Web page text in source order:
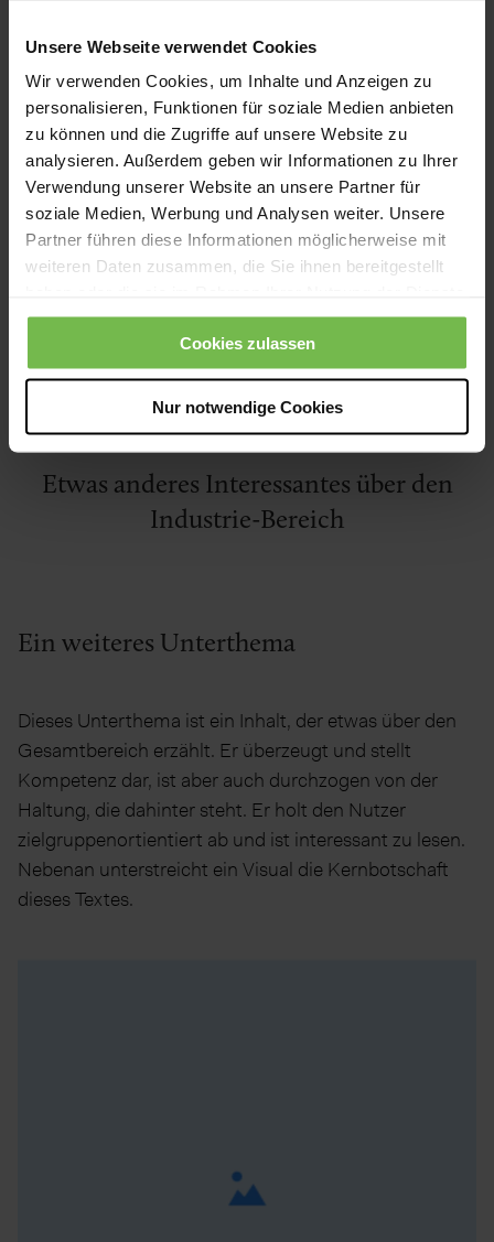
Unsere Webseite verwendet Cookies
Wir verwenden Cookies, um Inhalte und Anzeigen zu
personalisieren, Funktionen für soziale Medien anbieten
zu können und die Zugriffe auf unsere Website zu
analysieren. Außerdem geben wir Informationen zu Ihrer
Verwendung unserer Website an unsere Partner für
soziale Medien, Werbung und Analysen weiter. Unsere
Partner führen diese Informationen möglicherweise mit
weiteren Daten zusammen, die Sie ihnen bereitgestellt
gesammelt haben.
Cookies zulassen
Nur notwendige Cookies
Dies ist ein Text, der zu einem Unterbereich einleitet.
Es wird etwas dazu beschrieben und ein kurzer
Überblick gegeben, was den Nutzer in diesem Bereich
erwartet. Diese Art von Teaser kann genutzt werden,
wenn es eine Weiterleitung gibt, aber kein Bild für
diesen Bereich. Abschließen tut der Text dann mit
einem Link. Das ist derLink ->
Thema 2
Etwas anderes Interessantes über den
Industrie-Bereich
Ein weiteres Unterthema
Dieses Unterthema ist ein Inhalt, der etwas über den
Gesamtbereich erzählt. Er überzeugt und stellt
Kompetenz dar, ist aber auch durchzogen von der
Haltung, die dahinter steht. Er holt den Nutzer
zielgruppenortientiert ab und ist interessant zu lesen.
Nebenan unterstreicht ein Visual die Kernbotschaft
dieses Textes.